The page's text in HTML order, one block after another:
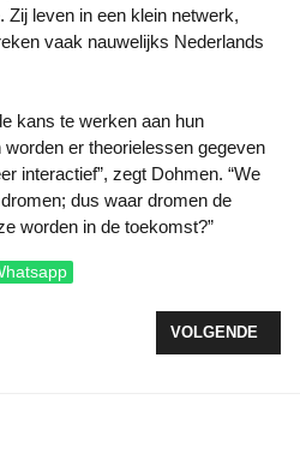
Zij leven in een klein netwerk,
vaak nauwelijks Nederlands
kans te werken aan hun
worden er theorielessen gegeven
interactief”, zegt Dohmen. “We
dus waar dromen de
worden in de toekomst?”
TOSS-AVOND BADMINTONNERS
VOLGENDE
VOLGENDE